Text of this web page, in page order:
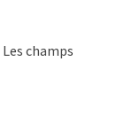
Les champs